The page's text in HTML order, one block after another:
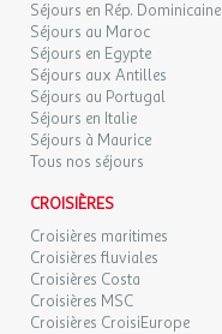
Séjours en Rép. Dominicaine
Séjours au Maroc
Séjours en Egypte
Séjours aux Antilles
Séjours au Portugal
Séjours en Italie
Séjours à Maurice
Tous nos séjours
CROISIÈRES
Croisières maritimes
Croisières fluviales
Croisières Costa
Croisières MSC
Croisières CroisiEurope